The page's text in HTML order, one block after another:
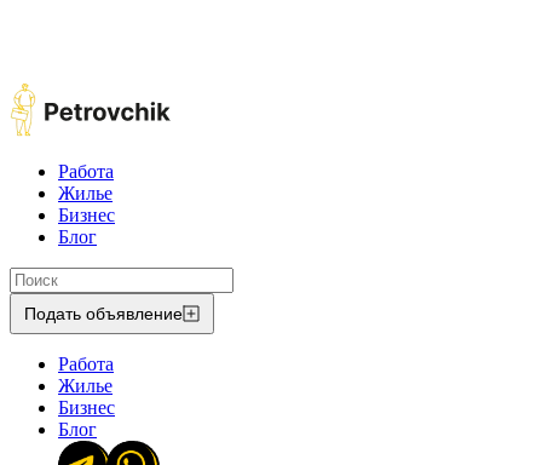
Работа
Жилье
Бизнес
Блог
Подать объявление
Работа
Жилье
Бизнес
Блог